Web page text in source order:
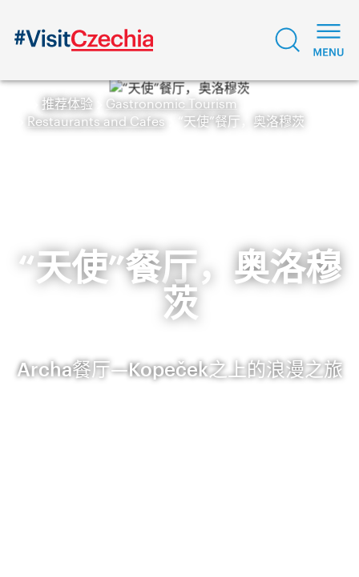
推荐体验
Gastronomic Tourism
Restaurants and Cafes
“天使”餐厅，奥洛穆茨
“天使”餐厅，奥洛穆
茨
Archa餐厅—Kopeček之上的浪漫之旅